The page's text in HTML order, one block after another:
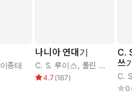
이종태
나니아 연대기
C. S. 루이스, 폴린 베인즈 ,
4.7 (167)
C.
쓰
C.
0